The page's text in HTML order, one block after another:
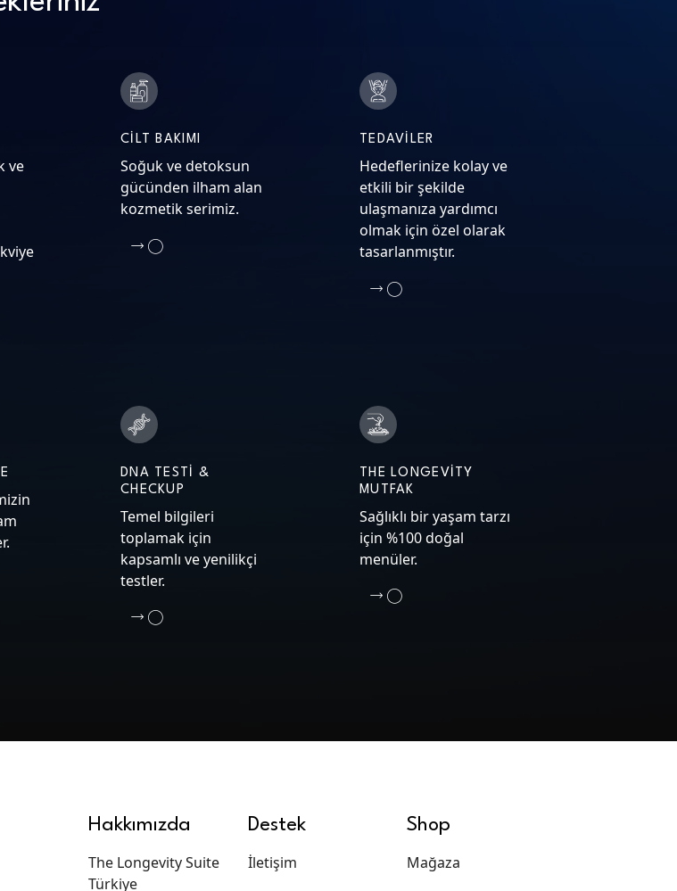
ve
CILT BAKIMI
Soğuk ve detoksun
gücünden ilham alan
kozmetik serimiz.
TEDAVILER
Hedeflerinize kolay ve
etkili bir şekilde
ulaşmanıza yardımcı
olmak için özel olarak
tasarlanmıştır.
DNA TESTI &
CHECKUP
Temel bilgileri
toplamak için
kapsamlı ve yenilikçi
testler.
THE LONGEVITY
MUTFAK
Sağlıklı bir yaşam tarzı
için %100 doğal
menüler.
Hakkımızda
The Longevity Suite
Türkiye
Destek
İletişim
Shop
Mağaza